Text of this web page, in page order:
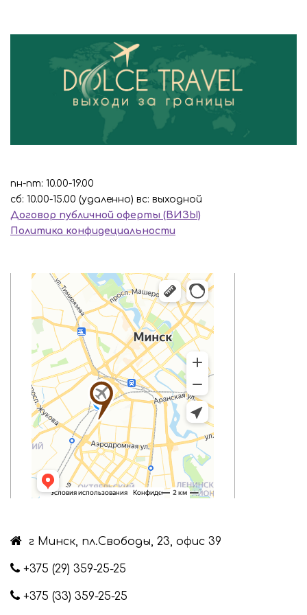
пн-пт: 10.00-19.00
сб: 10.00-15.00 (удаленно) вс: выходной
Договор публичной оферты (ВИЗЫ)
Политика конфидециальности
г Минск, пл.Свободы, 23, офис 39
+375 (29) 359-25-25
+375 (33) 359-25-25